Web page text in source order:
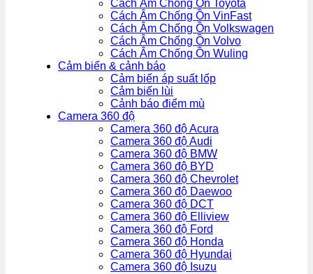
Cách Âm Chống Ồn Toyota
Cách Âm Chống Ồn VinFast
Cách Âm Chống Ồn Volkswagen
Cách Âm Chống Ồn Volvo
Cách Âm Chống Ồn Wuling
Cảm biến & cảnh báo
Cảm biến áp suất lốp
Cảm biến lùi
Cảnh báo điểm mù
Camera 360 độ
Camera 360 độ Acura
Camera 360 độ Audi
Camera 360 độ BMW
Camera 360 độ BYD
Camera 360 độ Chevrolet
Camera 360 độ Daewoo
Camera 360 độ DCT
Camera 360 độ Elliview
Camera 360 độ Ford
Camera 360 độ Honda
Camera 360 độ Hyundai
Camera 360 độ Isuzu